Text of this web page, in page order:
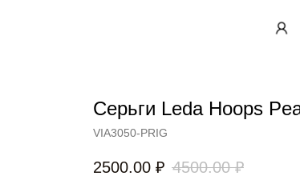
Серьги Leda Hoops
Артикул:
VIA3050-PRIG
2500.00 ₽ 4500.00 ₽